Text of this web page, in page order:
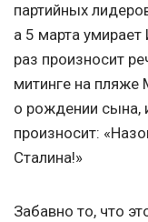
партийных
а 5 марта
раз произносит
митинге на пляже
о рождении сына,
произносит:
Сталина!»
Забавно то, что